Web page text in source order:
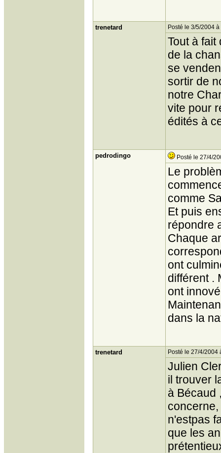
trenetard Posté le 3/5/2004
Tout à
de la
se
sortir de
notre
vite pour
édités à
pedrodingo Posté le 27/4/
Le
comme
Et puis
répondre
Chaque
ont
différent .
ont
dans la
trenetard Posté le 27/4/2004
Julien
il trouver
à Bécaud
n'estpas
que les